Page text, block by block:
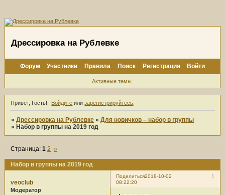
Дрессировка на Рублевке
Форум Участники Правила Поиск Регистрация Войти
Активные темы
Привет, Гость! Войдите илизарегистрируйтесь
»Дрессировка на Рублевке »Для новичков – набор в группы
» Набор в группы на 2019 год
Набор в группы на 2019 год
Страница:1 2 »
Поделиться 1
2018-10-02
08:22:20
veoclub
Модератор